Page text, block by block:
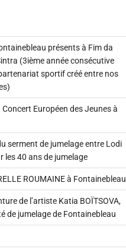
présents à Fim da
(3ième année consécutive
sportif créé entre nos
Européen des Jeunes à
serment de jumelage entre Lodi
les 40 ans de jumelage
ROUMAINE à Fontainebleau
de l’artiste Katia BOÏTSOVA,
de jumelage de Fontainebleau